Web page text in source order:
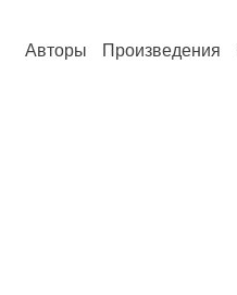
Авторы Произведения